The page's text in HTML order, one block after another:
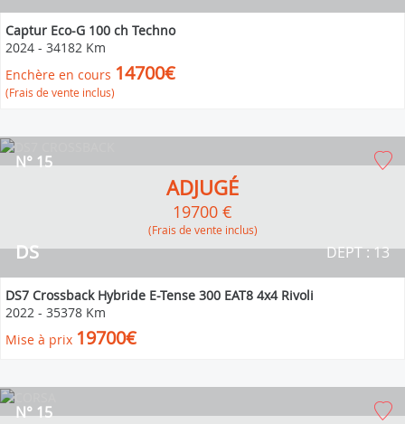
Captur Eco-G 100 ch Techno
2024 - 34182 Km
Enchère en cours 14700€
(Frais de vente inclus)
DS
N° 15
DEPT : 13
ADJUGÉ
19700 €
(Frais de vente inclus)
DS7 Crossback Hybride E-Tense 300 EAT8 4x4 Rivoli
2022 - 35378 Km
Mise à prix 19700€
N° 15